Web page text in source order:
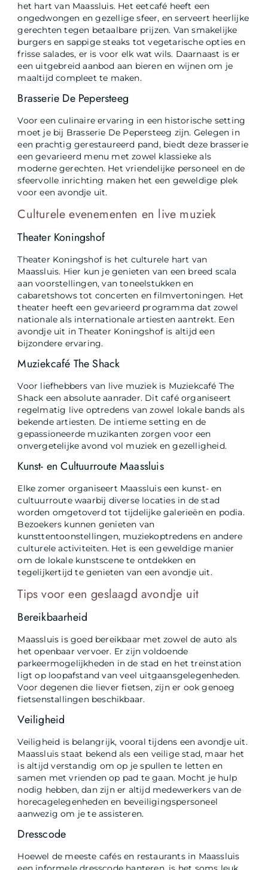
het hart van Maassluis. Het eetcafé heeft een
ongedwongen en gezellige sfeer, en serveert heerlijke
gerechten tegen betaalbare prijzen. Van smakelijke
burgers en sappige steaks tot vegetarische opties en
frisse salades, er is voor elk wat wils. Daarnaast is er
een uitgebreid aanbod aan bieren en wijnen om je
maaltijd compleet te maken.
Brasserie De Pepersteeg
Voor een culinaire ervaring in een historische setting
moet je bij Brasserie De Pepersteeg zijn. Gelegen in
een prachtig gerestaureerd pand, biedt deze brasserie
een gevarieerd menu met zowel klassieke als
moderne gerechten. Het vriendelijke personeel en de
sfeervolle inrichting maken het een geweldige plek
voor een avondje uit.
Culturele evenementen en live muziek
Theater Koningshof
Theater Koningshof is het culturele hart van
Maassluis. Hier kun je genieten van een breed scala
aan voorstellingen, van toneelstukken en
cabaretshows tot concerten en filmvertoningen. Het
theater heeft een gevarieerd programma dat zowel
nationale als internationale artiesten aantrekt. Een
avondje uit in Theater Koningshof is altijd een
bijzondere ervaring.
Muziekcafé The Shack
Voor liefhebbers van live muziek is Muziekcafé The
Shack een absolute aanrader. Dit café organiseert
regelmatig live optredens van zowel lokale bands als
bekende artiesten. De intieme setting en de
gepassioneerde muzikanten zorgen voor een
onvergetelijke avond vol muziek en gezelligheid.
Kunst- en Cultuurroute Maassluis
Elke zomer organiseert Maassluis een kunst- en
cultuurroute waarbij diverse locaties in de stad
worden omgetoverd tot tijdelijke galerieën en podia.
Bezoekers kunnen genieten van
kunsttentoonstellingen, muziekoptredens en andere
culturele activiteiten. Het is een geweldige manier
om de lokale kunstscene te ontdekken en
tegelijkertijd te genieten van een avondje uit.
Tips voor een geslaagd avondje uit
Bereikbaarheid
Maassluis is goed bereikbaar met zowel de auto als
het openbaar vervoer. Er zijn voldoende
parkeermogelijkheden in de stad en het treinstation
ligt op loopafstand van veel uitgaansgelegenheden.
Voor degenen die liever fietsen, zijn er ook genoeg
fietsenstallingen beschikbaar.
Veiligheid
Veiligheid is belangrijk, vooral tijdens een avondje uit.
Maassluis staat bekend als een veilige stad, maar het
is altijd verstandig om op je spullen te letten en
samen met vrienden op pad te gaan. Mocht je hulp
nodig hebben, dan zijn er altijd medewerkers van de
horecagelegenheden en beveiligingspersoneel
aanwezig om je te assisteren.
Dresscode
Hoewel de meeste cafés en restaurants in Maassluis